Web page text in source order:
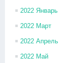
2022 Январь
2022 Март
2022 Апрель
2022 Май